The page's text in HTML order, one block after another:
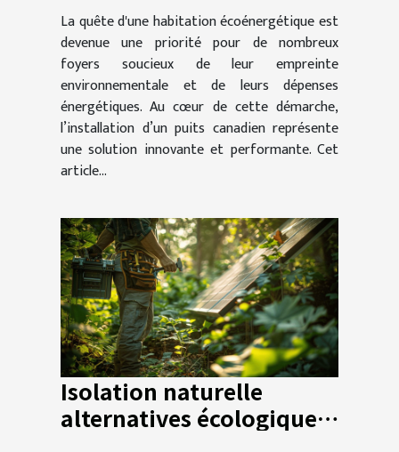
avantages pour une
maison écoénergétique
La quête d'une habitation écoénergétique est
devenue une priorité pour de nombreux
foyers soucieux de leur empreinte
environnementale et de leurs dépenses
énergétiques. Au cœur de cette démarche,
l’installation d’un puits canadien représente
une solution innovante et performante. Cet
article...
Isolation naturelle
alternatives écologiques